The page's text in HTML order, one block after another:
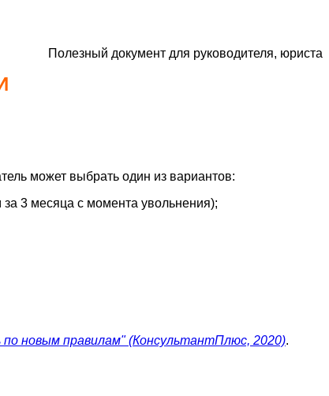
Полезный документ для руководителя, юриста
может выбрать один из вариантов:
за 3 месяца с момента увольнения);
по новым правилам" (КонсультантПлюс, 2020).